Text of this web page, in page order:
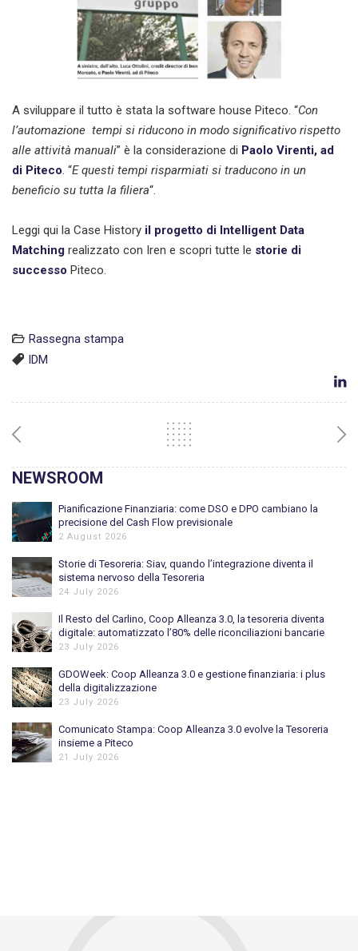
A sviluppare il tutto è stata la software house Piteco. “Con
l’automazione tempi si riducono in modo significativo rispetto
alle attività manuali” è la considerazione di Paolo Virenti, ad
di Piteco. “E questi tempi risparmiati si traducono in un
beneficio su tutta la filiera“.
Leggi qui la Case History il progetto di Intelligent Data
Matching realizzato con Iren e scopri tutte le storie di
successo Piteco.
Rassegna stampa
IDM
NEWSROOM
Pianificazione Finanziaria: come DSO e DPO cambiano la
precisione del Cash Flow previsionale
2 August 2026
Storie di Tesoreria: Siav, quando l’integrazione diventa il
sistema nervoso della Tesoreria
24 July 2026
Il Resto del Carlino, Coop Alleanza 3.0, la tesoreria diventa
digitale: automatizzato l’80% delle riconciliazioni bancarie
23 July 2026
GDOWeek: Coop Alleanza 3.0 e gestione finanziaria: i plus
della digitalizzazione
23 July 2026
Comunicato Stampa: Coop Alleanza 3.0 evolve la Tesoreria
insieme a Piteco
21 July 2026